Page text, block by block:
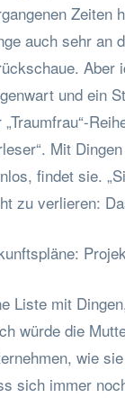
Zeiten
auch sehr an
Aber
und ein
„Traumfrau“-
Mit
findet sie.
zu verlieren:
Liste mit
würde die
wie
sich immer